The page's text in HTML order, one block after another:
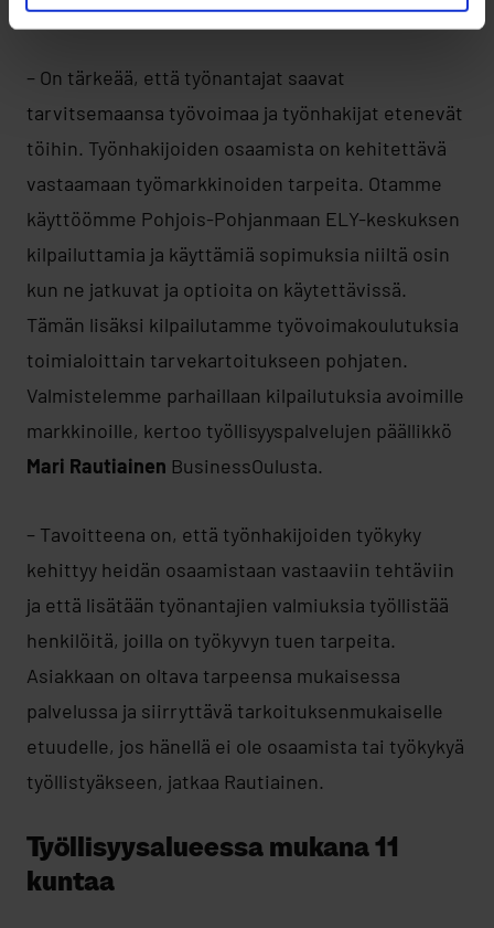
tärkein on tehokas työnvälitys.
– On tärkeää, että työnantajat saavat
tarvitsemaansa työvoimaa ja työnhakijat etenevät
töihin. Työnhakijoiden osaamista on kehitettävä
vastaamaan työmarkkinoiden tarpeita. Otamme
käyttöömme Pohjois-Pohjanmaan ELY-keskuksen
kilpailuttamia ja käyttämiä sopimuksia niiltä osin
kun ne jatkuvat ja optioita on käytettävissä.
Tämän lisäksi kilpailutamme työvoimakoulutuksia
toimialoittain tarvekartoitukseen pohjaten.
Valmistelemme parhaillaan kilpailutuksia avoimille
markkinoille, kertoo työllisyyspalvelujen päällikkö
Mari Rautiainen BusinessOulusta.
– Tavoitteena on, että työnhakijoiden työkyky
kehittyy heidän osaamistaan vastaaviin tehtäviin
ja että lisätään työnantajien valmiuksia työllistää
henkilöitä, joilla on työkyvyn tuen tarpeita.
Asiakkaan on oltava tarpeensa mukaisessa
palvelussa ja siirryttävä tarkoituksenmukaiselle
etuudelle, jos hänellä ei ole osaamista tai työkykyä
työllistyäkseen, jatkaa Rautiainen.
Työllisyysalueessa mukana 11
kuntaa